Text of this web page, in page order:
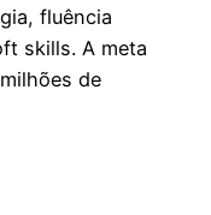
fluência
skills. A meta
de